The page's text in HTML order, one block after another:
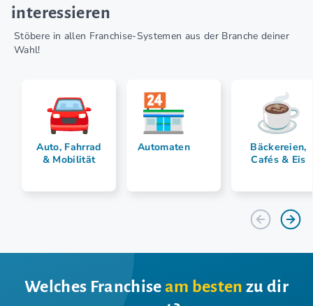
interessieren
Stöbere in allen Franchise-Systemen aus der Branche deiner
Wahl!
Auto, Fahrrad
& Mobilität
Automaten
Bäckereien,
Cafés & Eis
Welches Franchiseam besten zu dir